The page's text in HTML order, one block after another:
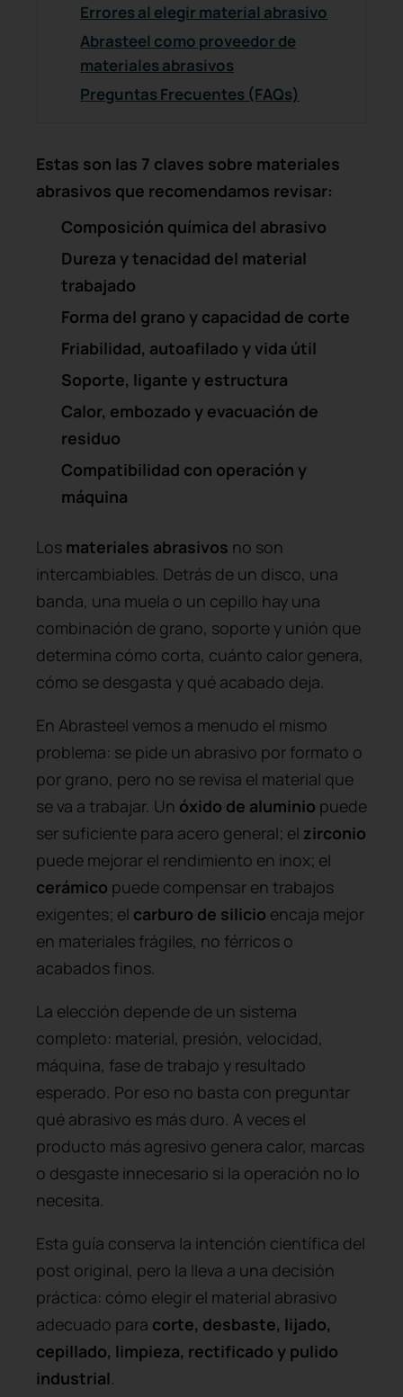
Errores al elegir material abrasivo
Abrasteel como proveedor de
materiales abrasivos
Preguntas Frecuentes (FAQs)
Estas son las 7 claves sobre materiales
abrasivos que recomendamos revisar:
Composición química del abrasivo
Dureza y tenacidad del material
trabajado
Forma del grano y capacidad de corte
Friabilidad, autoafilado y vida útil
Soporte, ligante y estructura
Calor, embozado y evacuación de
residuo
Compatibilidad con operación y
máquina
Los materiales abrasivos no son
intercambiables. Detrás de un disco, una
banda, una muela o un cepillo hay una
combinación de grano, soporte y unión que
determina cómo corta, cuánto calor genera,
cómo se desgasta y qué acabado deja.
En Abrasteel vemos a menudo el mismo
problema: se pide un abrasivo por formato o
por grano, pero no se revisa el material que
se va a trabajar. Un óxido de aluminio puede
ser suficiente para acero general; el zirconio
puede mejorar el rendimiento en inox; el
cerámico puede compensar en trabajos
exigentes; el carburo de silicio encaja mejor
en materiales frágiles, no férricos o
acabados finos.
La elección depende de un sistema
completo: material, presión, velocidad,
máquina, fase de trabajo y resultado
esperado. Por eso no basta con preguntar
qué abrasivo es más duro. A veces el
producto más agresivo genera calor, marcas
o desgaste innecesario si la operación no lo
necesita.
Esta guía conserva la intención científica del
post original, pero la lleva a una decisión
práctica: cómo elegir el material abrasivo
adecuado para corte, desbaste, lijado,
cepillado, limpieza, rectificado y pulido
industrial.